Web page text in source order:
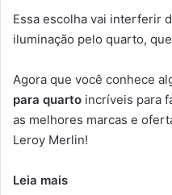
Essa escolha vai interferir
iluminação pelo quarto,
Agora que você conhece
para quarto incríveis para
as melhores marcas e
Leroy Merlin!
Leia mais